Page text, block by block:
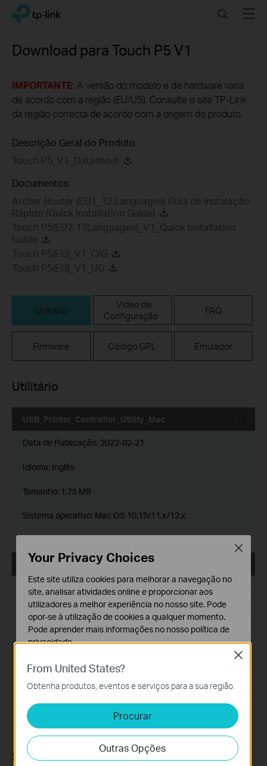
Click
navigation
TP-Link, Reliably Smart SearchMenu
Download para Touch P5 V1
IMPORTANTE: A versão do modelo e de hardware varia
de acordo com a região (EU/US). Consulte o site TP-Link
da região correcta de acordo com a origem do produto.
Descrição Geral do Produto
Touch P5_V1_Datasheet
Documentos
Archer Router (EU1_12 Languages) Guia de Instalação
Rápido (Quick Installation Guide)
Touch P5(EU2-13Languages)_V1_Quick Installation
Guide
Touch P5(EU)_V1_QIG
Touch P5(EU)_V1_UG
Utilitário
Vídeo de
Configuração
FAQ
Firmware Código GPL Emulador
Utilitário
USB_Printer_Controller_Utility_Mac
Data de Publicação: 2022-02-21
Idioma: Inglês
Tamanho: 1.75 MB
Sistema operativo: Mac OS 10.15/11.x/12.x
USB_Printer_Controller_Utility_Mac
Data de Publicação: 2018-10-29
Inglês
Tamanho:
Subscrição
From United States?
Obtenha produtos, eventos e serviços para a sua região.
Procurar
Outras Opções
Close
Your Privacy Choices
Este site utiliza cookies para melhorar a navegação no
site, analisar atividades online e proporcionar aos
utilizadores a melhor experiência no nosso site. Pode
opor-se à utilização de cookies a qualquer momento.
Pode aprender mais informações no nosso política de
privacidade.
Cookies Básicos
Os cookies são necessários para o funcionamento do
website e não podem ser desativados nos seus
Cookies de Análise e Marketing
Os cookies de analise permite-nos analisar as suas
atividades no nosso website para melhorar e ajustar a
funcionalidade do nosso website.
Close